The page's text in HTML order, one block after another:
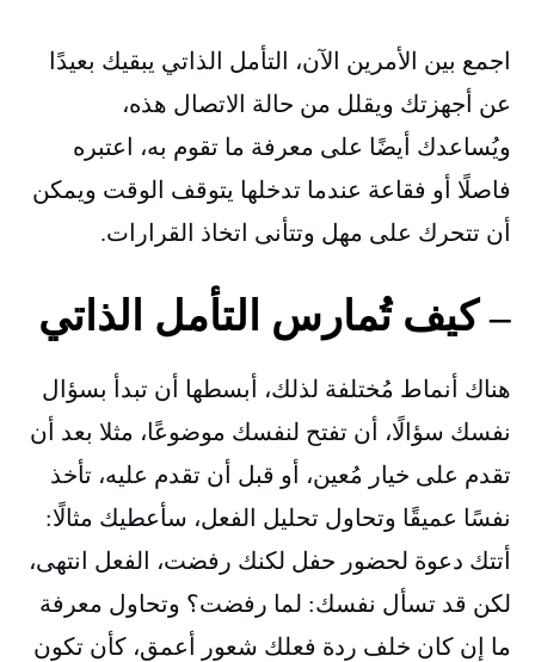
اجمع بين الأمرين الآن، التأمل الذاتي يبقيك بعيدًا
عن أجهزتك ويقلل من حالة الاتصال هذه،
ويُساعدك أيضًا على معرفة ما تقوم به، اعتبره
فاصلًا أو فقاعة عندما تدخلها يتوقف الوقت ويمكن
أن تتحرك على مهل وتتأنى اتخاذ القرارات.
– كيف تُمارس التأمل الذاتي
هناك أنماط مُختلفة لذلك، أبسطها أن تبدأ بسؤال
نفسك سؤالًا، أن تفتح لنفسك موضوعًا، مثلا بعد أن
تقدم على خيار مُعين، أو قبل أن تقدم عليه، تأخذ
نفسًا عميقًا وتحاول تحليل الفعل، سأعطيك مثالًا:
أتتك دعوة لحضور حفل لكنك رفضت، الفعل انتهى،
لكن قد تسأل نفسك: لما رفضت؟ وتحاول معرفة
ما إن كان خلف ردة فعلك شعور أعمق، كأن تكون